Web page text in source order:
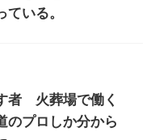
いる。
者 火葬場で働く
のプロしか分から